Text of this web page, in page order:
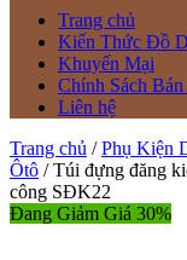
Trang chủ
Kiến Thức Đồ
Khuyến Mại
Chính Sách
Liên hệ
Trang chủ /Phụ Kiện
Ôtô / Túi đựng đăng
công SĐK22
Đang Giảm Giá 30%